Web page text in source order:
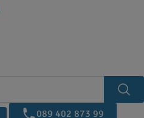
089 402 873 99